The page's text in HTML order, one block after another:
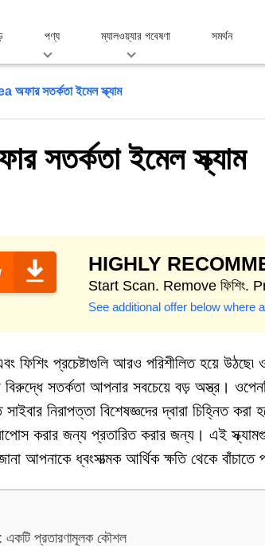
পণ্য ম্যালওয়্যার গবেষণা সমর্থন
অফার সতর্কতা ইমেল স্ক্যাম
সতর্কতা ইমেল স্ক্যাম
HIGHLY
Start Scan. Remove ফিশিং.
See additional offer below where
প্রচেষ্টাগুলি আরও পরিশীলিত হয়ে উঠছে৷
সতর্কতা আপনার সবচেয়ে বড় অস্ত্র।
নিরাপত্তা বিশেষজ্ঞদের দ্বারা চিহ্নিত
আপোস করার জন্য প্রতারিত করার জন্য। এই
আপনাকে ধ্বংসাত্মক আর্থিক ক্ষতি থেকে বাঁচাতে
একটি প্রতারণামূলক কৌশল